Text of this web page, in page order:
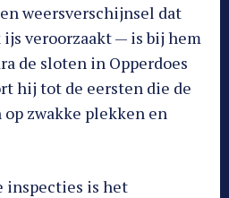
weersverschijnsel dat
veroorzaakt — is bij hem
de sloten in Opperdoes
hij tot de eersten die de
zwakke plekken en
inspecties is het